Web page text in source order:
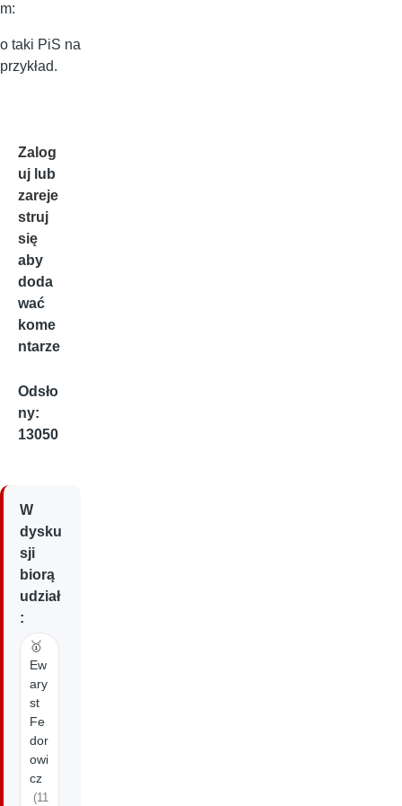
m:
o taki PiS na
przykład.
Zalog
uj lub
zareje
struj
się
aby
doda
wać
kome
ntarze
Odsło
ny:
13050
W
dysku
sji
biorą
udział
:
🥇
Ew
ary
st
Fe
dor
owi
cz
(11